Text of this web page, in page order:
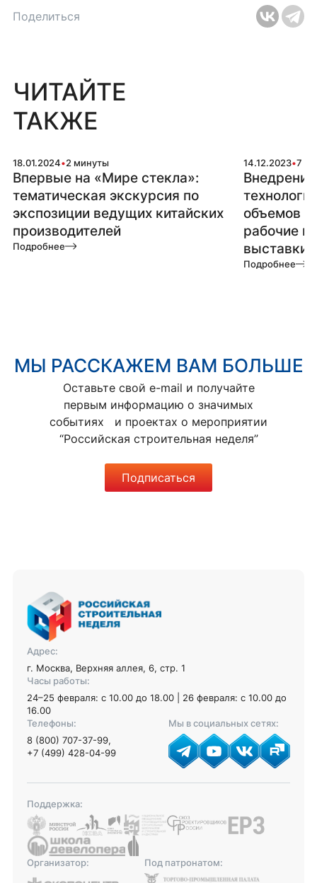
Поделиться
ЧИТАЙТЕ
ТАКЖЕ
18.01.2024•2 минуты
Впервые на «Мире стекла»:
тематическая экскурсия по
экспозиции ведущих китайских
производителей
Подробнее
14.12.2023•7
объемов
рабочие
выставки
Подробнее
МЫ РАССКАЖЕМ ВАМ БОЛЬШЕ
Оставьте свой e-mail и получайте
первым информацию о значимых
событиях и проектах о мероприятии
“Российская строительная неделя”
Подписаться
Адрес:
г. Москва, Верхняя аллея, 6, стр. 1
Часы работы:
24–25 февраля: с 10.00 до 18.00 | 26 февраля: с 10.00 до
16.00
Телефоны:
8 (800) 707-37-99,
+7 (499) 428-04-99
Мы в социальных сетях:
Поддержка:
Организатор: Под патронатом: